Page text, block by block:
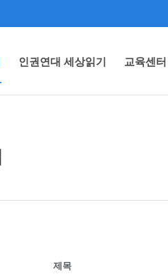
인권연대 세상읽기 교육센터
제목